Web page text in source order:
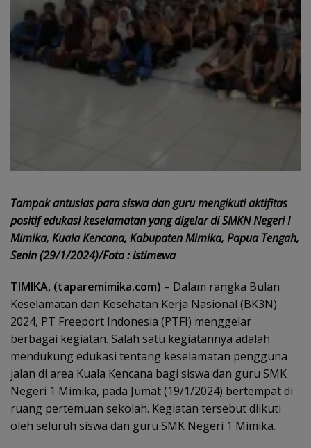
Tampak antusias para siswa dan guru mengikuti aktifitas
positif edukasi keselamatan yang digelar di SMKN Negeri I
Mimika, Kuala Kencana, Kabupaten Mimika, Papua Tengah,
Senin (29/1/2024)/Foto : istimewa
TIMIKA, (taparemimika.com) – Dalam rangka Bulan
Keselamatan dan Kesehatan Kerja Nasional (BK3N)
2024, PT Freeport Indonesia (PTFI) menggelar
berbagai kegiatan. Salah satu kegiatannya adalah
mendukung edukasi tentang keselamatan pengguna
jalan di area Kuala Kencana bagi siswa dan guru SMK
Negeri 1 Mimika, pada Jumat (19/1/2024) bertempat di
ruang pertemuan sekolah. Kegiatan tersebut diikuti
oleh seluruh siswa dan guru SMK Negeri 1 Mimika.